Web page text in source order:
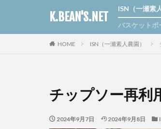
K.BEAN'S.NET
ISN（一瀬素
バスケットボ
京丹波ブラ
丹波ミニ
HOME ISN（一瀬素人農園）
チップソー再利
2024年9月7日 2024年9月8日